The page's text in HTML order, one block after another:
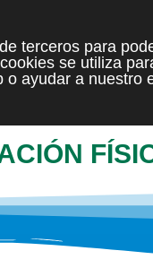
terceros para
se utiliza
ayudar a nuestro